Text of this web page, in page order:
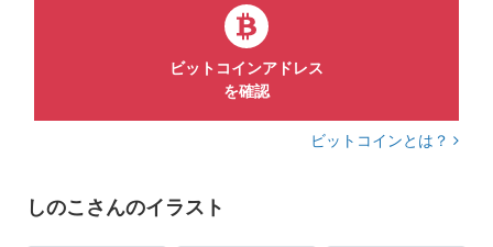
ビットコインアドレス
を確認
ビットコインとは？
しのこさんのイラスト